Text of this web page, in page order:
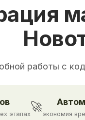
работы с
этапах
🚀
экономия